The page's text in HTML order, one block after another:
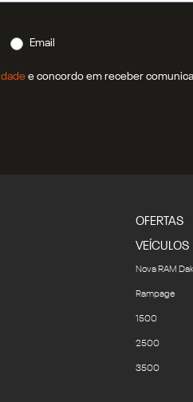
Email
e concordo em receber
OFERTAS
VEÍCULOS
Nova RAM
Rampage
1500
2500
3500